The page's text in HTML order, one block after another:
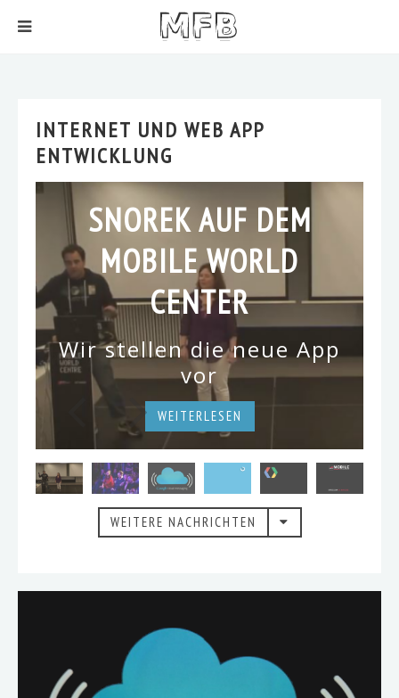
INTERNET UND WEB APP
ENTWICKLUNG
SNOREK AUF DEM
MOBILE WORLD
CENTER
Wir stellen die neue App
vor
WEITERLESEN
WEITERLESEN
WEITERLESEN
WEITERLESEN
WEITERLESEN
WEITERLESEN
WEITERE NACHRICHTEN